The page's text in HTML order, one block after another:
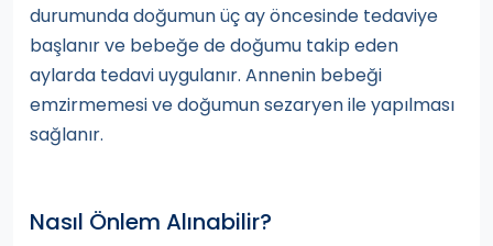
durumunda doğumun üç ay öncesinde tedaviye
başlanır ve bebeğe de doğumu takip eden
aylarda tedavi uygulanır. Annenin bebeği
emzirmemesi ve doğumun sezaryen ile yapılması
sağlanır.
Nasıl Önlem Alınabilir?